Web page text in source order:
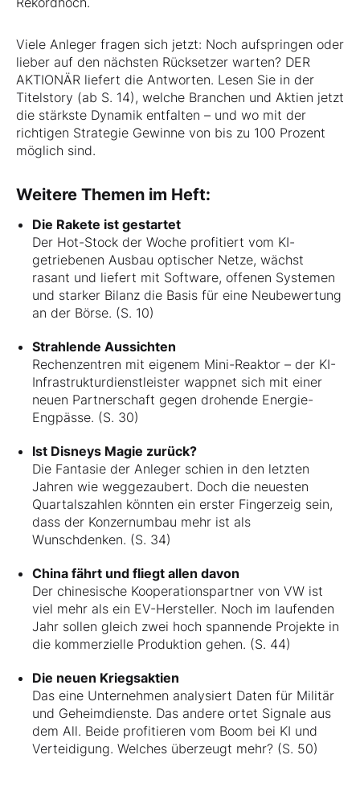
Viele Anleger fragen sich jetzt: Noch aufspringen oder
lieber auf den nächsten Rücksetzer warten? DER
AKTIONÄR liefert die Antworten. Lesen Sie in der
Titelstory (ab S. 14), welche Branchen und Aktien jetzt
die stärkste Dynamik entfalten – und wo mit der
richtigen Strategie Gewinne von bis zu 100 Prozent
möglich sind.
Weitere Themen im Heft:
Die Rakete ist gestartet
Der Hot-Stock der Woche profitiert vom KI-
getriebenen Ausbau optischer Netze, wächst
rasant und liefert mit Software, offenen Systemen
und starker Bilanz die Basis für eine Neubewertung
an der Börse. (S. 10)
Strahlende Aussichten
Rechenzentren mit eigenem Mini-Reaktor – der KI-
Infrastrukturdienstleister wappnet sich mit einer
neuen Partnerschaft gegen drohende Energie-
Engpässe. (S. 30)
Ist Disneys Magie zurück?
Die Fantasie der Anleger schien in den letzten
Jahren wie weggezaubert. Doch die neuesten
Quartalszahlen könnten ein erster Fingerzeig sein,
dass der Konzernumbau mehr ist als
Wunschdenken. (S. 34)
China fährt und fliegt allen davon
Der chinesische Kooperationspartner von VW ist
viel mehr als ein EV-Hersteller. Noch im laufenden
Jahr sollen gleich zwei hoch spannende Projekte in
die kommerzielle Produktion gehen. (S. 44)
Die neuen Kriegsaktien
Das eine Unternehmen analysiert Daten für Militär
und Geheimdienste. Das andere ortet Signale aus
dem All. Beide profitieren vom Boom bei KI und
Verteidigung. Welches überzeugt mehr? (S. 50)